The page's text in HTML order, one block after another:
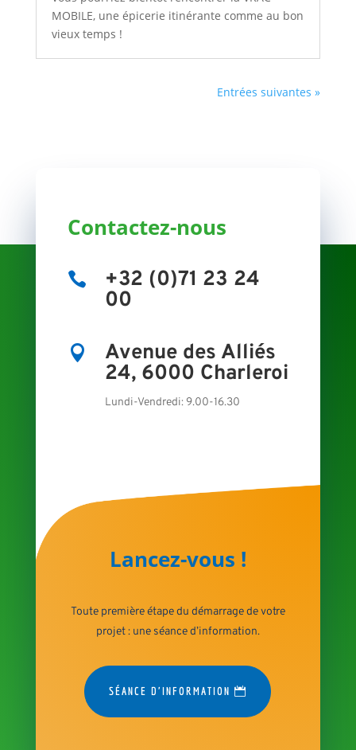
MOBILE, une épicerie itinérante comme au bon
vieux temps !
Entrées suivantes »
Contactez-nous
 +32 (0)71 23 24
00
 Avenue des Alliés
24, 6000 Charleroi
Lundi-Vendredi: 9.00-16.30
Lancez-vous !
Toute première étape du démarrage de votre
projet : une séance d’information.
SÉANCE D'INFORMATION